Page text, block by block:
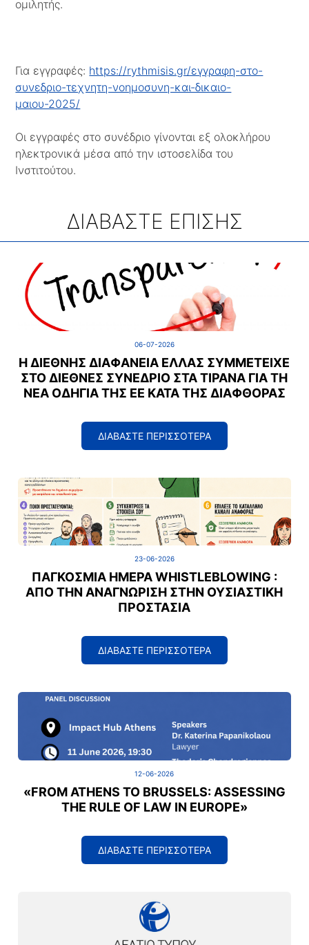
ομιλητής.
Για εγγραφές: https://rythmisis.gr/εγγραφη-στο-
συνεδριο-τεχνητη-νοημοσυνη-και-δικαιο-
μαιου-2025/
Οι εγγραφές στο συνέδριο γίνονται εξ ολοκλήρου
ηλεκτρονικά μέσα από την ιστοσελίδα του
Ινστιτούτου.
ΔΙΑΒΑΣΤΕ ΕΠΙΣΗΣ
06-07-2026
Η ΔΙΕΘΝΉΣ ΔΙΑΦΆΝΕΙΑ ΕΛΛΆΣ ΣΥΜΜΕΤΕΊΧΕ
ΣΤΟ ΔΙΕΘΝΈΣ ΣΥΝΈΔΡΙΟ ΣΤΑ ΤΊΡΑΝΑ ΓΙΑ ΤΗ
ΝΈΑ ΟΔΗΓΊΑ ΤΗΣ ΕΕ ΚΑΤΆ ΤΗΣ ΔΙΑΦΘΟΡΆΣ
ΔΙΑΒΑΣΤΕ ΠΕΡΙΣΣΟΤΕΡΑ
23-06-2026
ΠΑΓΚΌΣΜΙΑ ΗΜΈΡΑ WHISTLEBLOWING :
ΑΠΌ ΤΗΝ ΑΝΑΓΝΏΡΙΣΗ ΣΤΗΝ ΟΥΣΙΑΣΤΙΚΉ
ΠΡΟΣΤΑΣΊΑ
ΔΙΑΒΑΣΤΕ ΠΕΡΙΣΣΟΤΕΡΑ
12-06-2026
«FROM ATHENS TO BRUSSELS: ASSESSING
THE RULE OF LAW IN EUROPE»
ΔΙΑΒΑΣΤΕ ΠΕΡΙΣΣΟΤΕΡΑ